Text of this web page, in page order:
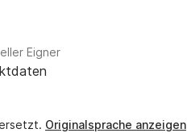
Eigner
Originalsprache anzeigen